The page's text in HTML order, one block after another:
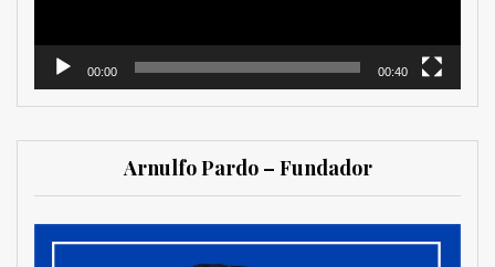
00:00 00:40
Arnulfo Pardo – Fundador